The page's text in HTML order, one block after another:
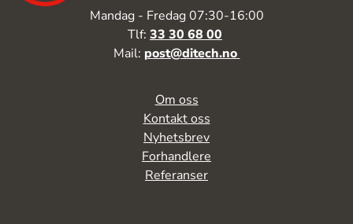
Mandag - Fredag 07:30-16:00
Tlf: 33 30 68 00
Mail: post@ditech.no
Om oss
Kontakt oss
Nyhetsbrev
Forhandlere
Referanser